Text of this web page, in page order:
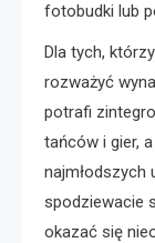
fotobudki lub
Dla tych,
rozważyć
potrafi
tańców i gier,
najmłodszych
spodziewacie
okazać się